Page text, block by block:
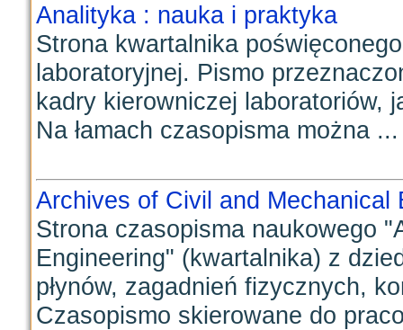
Analityka : nauka i praktyka
Strona kwartalnika
laboratoryjnej. Pismo
kadry kierowniczej laboratoriów,
Na łamach czasopisma można ...
Archives of Civil and Mechanical
Strona czasopisma naukowego
Engineering" (kwartalnika) z
płynów, zagadnień fizycznych,
Czasopismo skierowane do